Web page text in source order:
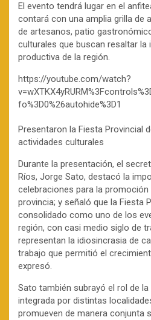
El evento tendrá lugar en el
contará con una amplia grilla de
de artesanos, patio
culturales que buscan resaltar la
productiva de la región.
https://youtube.com/watch?
fo%3D0%26autohide%3D1
Presentaron la Fiesta Provincial
actividades culturales
Durante la presentación, el
Ríos, Jorge Sato, destacó la
celebraciones para la
provincia; y señaló que la Fiesta
consolidado como uno de los
región, con casi medio siglo de
representan la idiosincrasia de
trabajo que permitió el
expresó.
Sato también subrayó el rol de
integrada por distintas
promueven de manera conjunta